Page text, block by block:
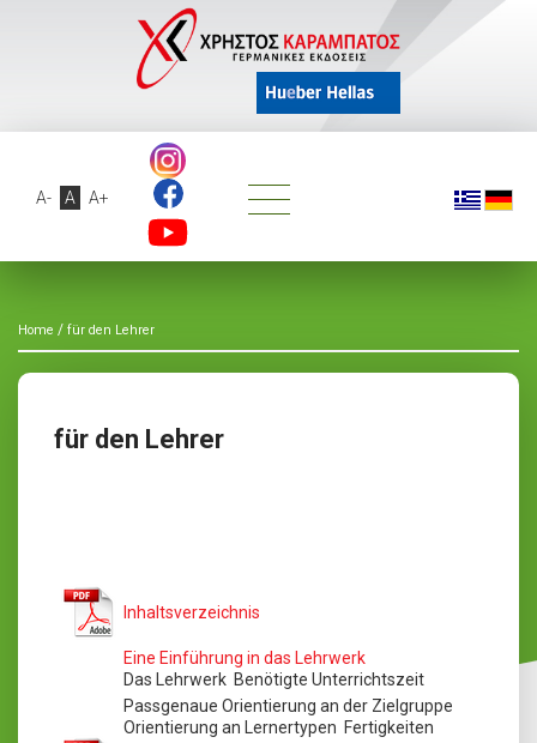
A- A A+
Home / für den Lehrer
für den Lehrer
Inhaltsverzeichnis
Eine Einführung in das Lehrwerk
Das Lehrwerk  Benötigte Unterrichtszeit 
Passgenaue Orientierung an der Zielgruppe
Orientierung an Lernertypen  Fertigkeiten 